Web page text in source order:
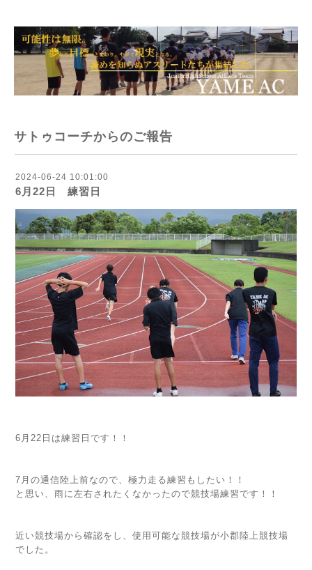
サトゥコーチからのご報告
2024-06-24 10:01:00
6月22日 練習日
6月22日は練習日です！！
7月の通信陸上前なので、極力走る練習もしたい！！
と思い、雨に左右されたくなかったので競技場練習です！！
近い競技場から確認をし、使用可能な競技場が小郡陸上競技場
でした。